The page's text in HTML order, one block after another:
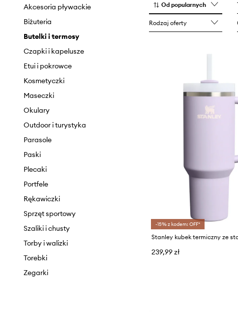
Bluzki i koszule
Bluzy
Dresy
Jeansy
Kombinezony
Komplety
Kurtki
Marynarki i kamizelki
Pielęgnacja odzieży
Płaszcze
Skarpetki
Sukienki
Stroje kąpielowe
Spodnie i legginsy
Spódnice
Szorty
Swetry
Topy i t-shirty
Botki
Buty sportowe
Buty trekkingowe
Kalosze
Espadryle
Kapcie
Mokasyny i półbuty
Klapki i sandały
Kozaki
Pielęgnacja obuwia
Sneakersy
Szpilki
Śniegowce
Trampki i tenisówki
Akcesoria pływackie
Biżuteria
Butelki i termosy
Czapki i kapelusze
Etui i pokrowce
Kosmetyczki
Maseczki
Okulary
Outdoor i turystyka
Parasole
Paski
Plecaki
Portfele
Rękawiczki
Sprzęt sportowy
Szaliki i chusty
Torby i walizki
Torebki
Zegarki
Od popularnych
Rodzaj oferty
-15% z kodem: OFF*
239,99 zł